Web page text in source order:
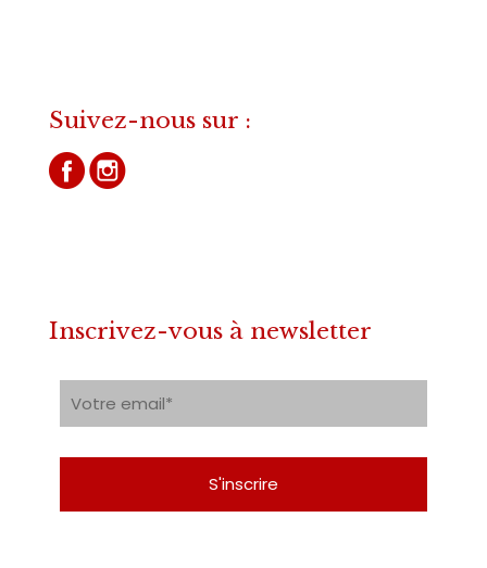
Suivez-nous sur :
Inscrivez-vous à newsletter